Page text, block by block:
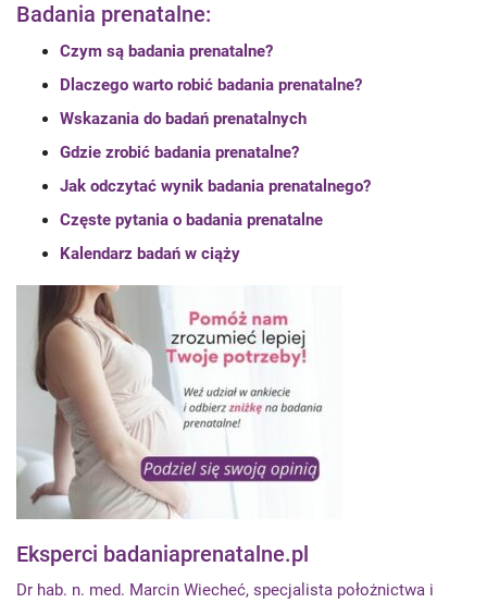
Badania prenatalne:
Czym są badania prenatalne?
Dlaczego warto robić badania prenatalne?
Wskazania do badań prenatalnych
Gdzie zrobić badania prenatalne?
Jak odczytać wynik badania prenatalnego?
Częste pytania o badania prenatalne
Kalendarz badań w ciąży
Eksperci badaniaprenatalne.pl
Dr hab. n. med. Marcin Wiecheć, specjalista położnictwa i